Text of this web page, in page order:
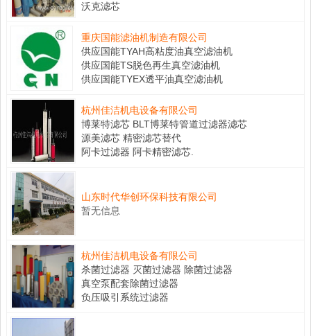
沃克滤芯
重庆国能滤油机制造有限公司
供应国能TYAH高粘度油真空滤油机
供应国能TS脱色再生真空滤油机
供应国能TYEX透平油真空滤油机
杭州佳洁机电设备有限公司
博莱特滤芯 BLT博莱特管道过滤器滤芯
源美滤芯 精密滤芯替代
阿卡过滤器 阿卡精密滤芯.
山东时代华创环保科技有限公司
暂无信息
杭州佳洁机电设备有限公司
杀菌过滤器 灭菌过滤器 除菌过滤器
真空泵配套除菌过滤器
负压吸引系统过滤器